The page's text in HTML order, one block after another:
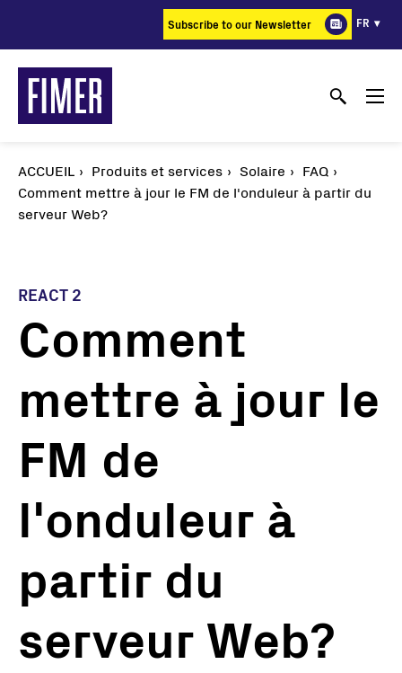
principal
Subscribe to our Newsletter FR
ACCUEIL Produits et services Solaire
FAQ
Comment mettre à jour le FM de l'onduleur à partir du
serveur Web?
REACT 2
Comment
mettre à jour le
FM de
l'onduleur à
partir du
serveur Web?